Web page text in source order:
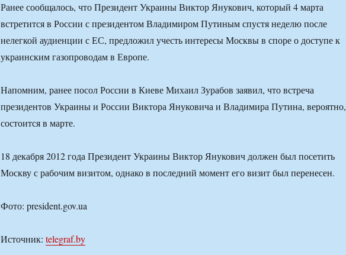
Ранее сообщалось, что Президент Украины Виктор Янукович, который 4 марта
встретится в России с президентом Владимиром Путиным спустя неделю после
нелегкой аудиенции с ЕС, предложил учесть интересы Москвы в споре о доступе к
украинским газопроводам в Европе.
Напомним, ранее посол России в Киеве Михаил Зурабов заявил, что встреча
президентов Украины и России Виктора Януковича и Владимира Путина, вероятно,
состоится в марте.
18 декабря 2012 года Президент Украины Виктор Янукович должен был посетить
Москву с рабочим визитом, однако в последний момент его визит был перенесен.
Фото: president.gov.ua
Источник: telegraf.by